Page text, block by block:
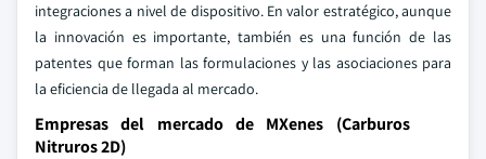
integraciones a nivel de dispositivo. En valor estratégico, aunque
la innovación es importante, también es una función de las
patentes que forman las formulaciones y las asociaciones para
la eficiencia de llegada al mercado.
Empresas del mercado de MXenes (Carburos
Nitruros 2D)